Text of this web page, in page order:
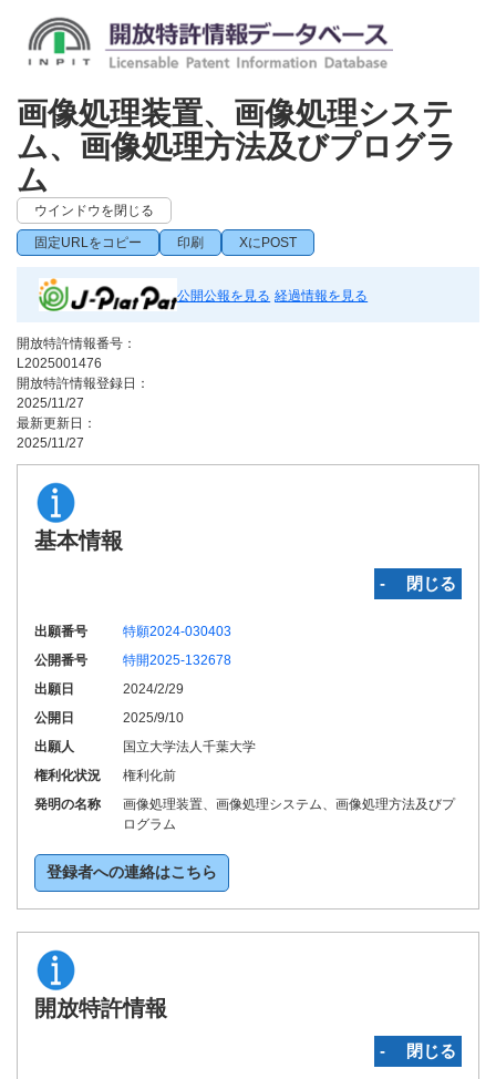
画像処理装置、画像処理システ
ム、画像処理方法及びプログラ
ム
ウインドウを閉じる
固定URLをコピー 印刷 XにPOST
公開公報を見る 経過情報を見る
開放特許情報番号：
L2025001476
開放特許情報登録日：
2025/11/27
最新更新日：
2025/11/27
基本情報
‐ 閉じる
出願番号
特願2024-030403
公開番号
特開2025-132678
出願日
2024/2/29
公開日
2025/9/10
出願人
国立大学法人千葉大学
権利化状況
権利化前
発明の名称
画像処理装置、画像処理システム、画像処理方法及びプ
ログラム
登録者への連絡はこちら
開放特許情報
‐ 閉じる